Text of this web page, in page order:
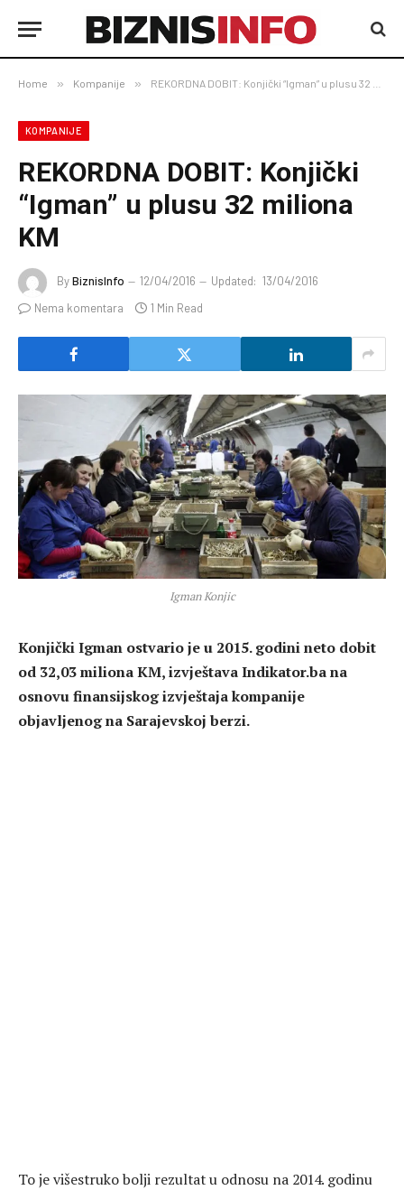
Home » Kompanije » REKORDNA DOBIT: Konjički “Igman” u plusu 32 miliona KM
KOMPANIJE
REKORDNA DOBIT: Konjički
“Igman” u plusu 32 miliona
KM
ByBiznisInfo 12/04/2016 Updated: 13/04/2016
Nema komentara
1 Min Read
Igman Konjic
Konjički Igman ostvario je u 2015. godini neto dobit
od 32,03 miliona KM, izvještava Indikator.ba na
osnovu finansijskog izvještaja kompanije
objavljenog na Sarajevskoj berzi.
To je višestruko bolji rezultat u odnosu na 2014. godinu